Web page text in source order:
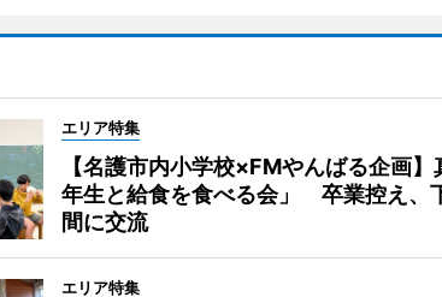
エリア特集
【名護市内小学校×FMやんばる企画
年生と給食を食べる会」 卒業控え、
間に交流
エリア特集